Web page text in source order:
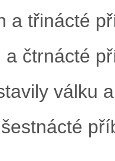
a třinácté
a čtrnácté
válku